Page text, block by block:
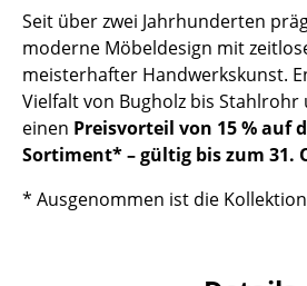
... alle Aufbewahrungsmöbel
Licht
Hängeleuchten &
Tischleuchten
Schreibtischleuchten
Seit über zwei Jahrhunderten
moderne Möbeldesign mit
meisterhafter Handwerkskunst.
Vielfalt von Bugholz bis Stahlrohr
einen Preisvorteil von 15 % auf
Sortiment* – gültig bis zum 31.
* Ausgenommen ist die Kollektion